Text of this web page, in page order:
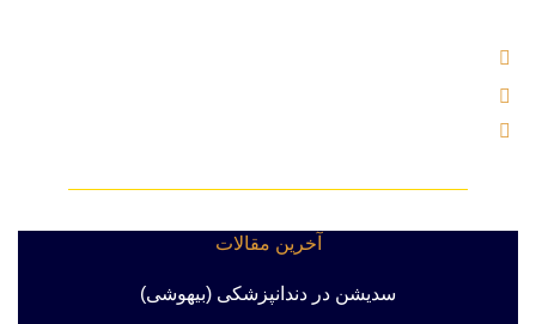
آخرین مقالات
سدیشن در دندانپزشکی (بیهوشی)